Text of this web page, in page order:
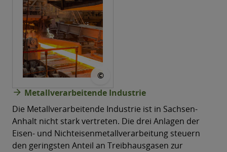
©
arrow_forward Metallverarbeitende Industrie
Die Metallverarbeitende Industrie ist in Sachsen-
Anhalt nicht stark vertreten. Die drei Anlagen der
Eisen- und Nichteisenmetallverarbeitung steuern
den geringsten Anteil an Treibhausgasen zur